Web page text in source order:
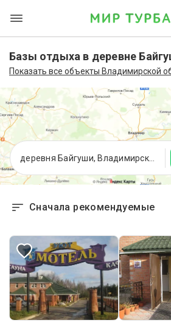
Базы отдыха в деревне
Показать все объекты Владимирской
деревня Байгуши, Владимирская область
Сначала рекомендуемые